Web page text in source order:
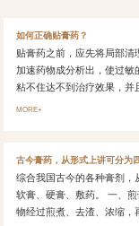
如何正确贴膏药？
贴膏药之前，应先将局部
加速药物成分析出，使过敏
粘不住达不到治疗效果，并
MORE+
古今膏药，从形式上讲可分为
综合我国古今的各种膏剂，
软膏、硬膏、敷药。 一、
物经过煎煮、去渣、浓缩，